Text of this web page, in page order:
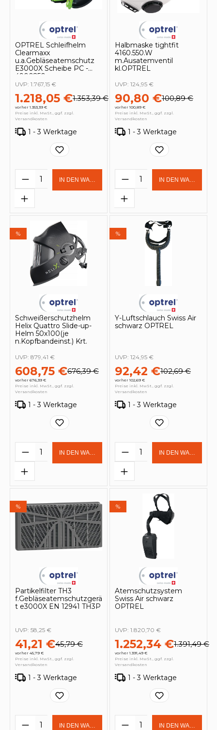
OPTREL Schleifhelm
Clearmaxx
u.a.Gebläseatemschutz
E3000X Scheibe PC -
4900250
1.218,05 €1.353,39 €
vorher 1.353,39 €
UVP: 1.767,15 €
Preise inkl. MwSt., ggf. zzgl.
Versandkosten
1 - 3 Werktage
Produkt Anzahl: Gib den
IN DEN WARENKORB
Halbmaske tightfit
4160.550.W
m.Ausatemventil
kl.OPTREL
90,80 €100,89 €
vorher 100,89 €
UVP: 124,95 €
Preise inkl. MwSt., ggf. zzgl.
Versandkosten
1 - 3 Werktage
Produkt Anzahl:
IN DEN
%
Schweißerschutzhelm
Helix Quattro Slide-up-
Helm 50x100(je
n.Kopfbandeinst.) Krt.
608,75 €676,39 €
vorher 676,39 €
UVP: 879,41 €
Preise inkl. MwSt., ggf. zzgl.
Versandkosten
1 - 3 Werktage
Produkt Anzahl: Gib den
IN DEN WARENKORB
%
Y-Luftschlauch Swiss Air
schwarz OPTREL
92,42 €102,69 €
vorher 102,69 €
UVP: 124,95 €
Preise inkl. MwSt., ggf. zzgl.
Versandkosten
1 - 3 Werktage
Produkt Anzahl:
IN DEN
%
Partikelfilter TH3
f.Gebläseatemschutzgerä
t e3000X EN 12941 TH3P
41,21 €45,79 €
vorher 45,79 €
UVP: 58,25 €
Preise inkl. MwSt., ggf. zzgl.
Versandkosten
1 - 3 Werktage
Produkt Anzahl: Gib den
IN DEN WARENKORB
%
Atemschutzsystem
Swiss Air schwarz
OPTREL
1.252,34 €1.391,49 €
vorher 1.391,49 €
UVP: 1.820,70 €
Preise inkl. MwSt., ggf. zzgl.
Versandkosten
1 - 3 Werktage
Produkt Anzahl:
IN DEN